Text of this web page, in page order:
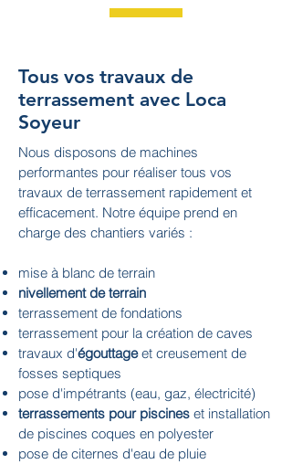
Tous vos travaux de
terrassement avec Loca
Soyeur
Nous disposons de machines
performantes pour réaliser tous vos
travaux de terrassement rapidement et
efficacement. Notre équipe prend en
charge des chantiers variés :
mise à blanc de terrain
nivellement de terrain
terrassement de fondations
terrassement pour la création de caves
travaux d'égouttageet creusement de
fosses septiques
pose d'impétrants (eau, gaz, électricité)
terrassements pour piscines et installation
de piscines coques en polyester
pose de citernes d'eau de pluie